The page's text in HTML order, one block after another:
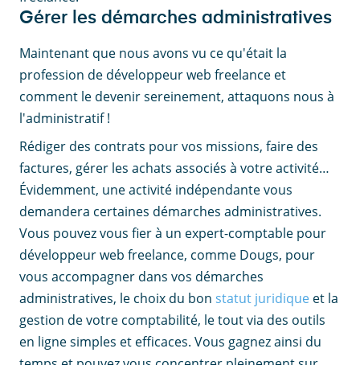
Gérer les démarches administratives
Maintenant que nous avons vu ce qu'était la
profession de développeur web freelance et
comment le devenir sereinement, attaquons nous à
l'administratif !
Rédiger des contrats pour vos missions, faire des
factures, gérer les achats associés à votre activité…
Évidemment, une activité indépendante vous
demandera certaines démarches administratives.
Vous pouvez vous fier à un expert-comptable pour
développeur web freelance, comme Dougs, pour
vous accompagner dans vos démarches
administratives, le choix du bon statut juridique et la
gestion de votre comptabilité, le tout via des outils
en ligne simples et efficaces. Vous gagnez ainsi du